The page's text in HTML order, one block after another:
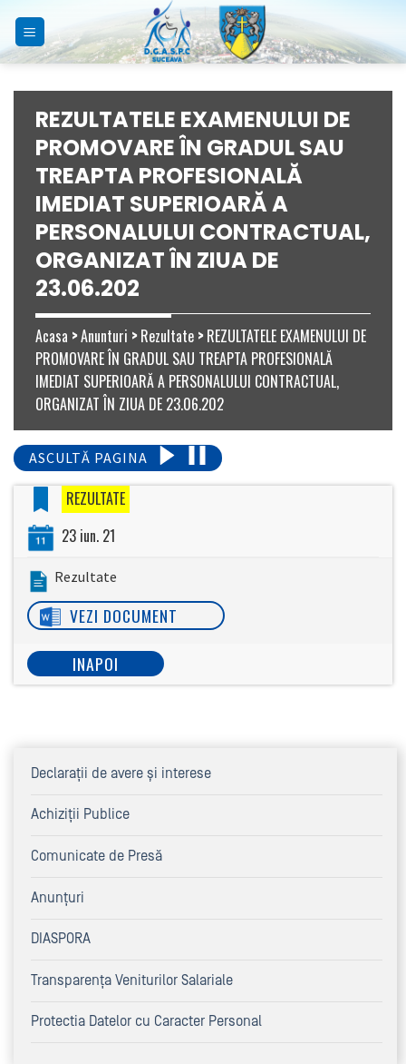
content
REZULTATELE EXAMENULUI DE
PROMOVARE ÎN GRADUL SAU
TREAPTA PROFESIONALĂ
IMEDIAT SUPERIOARĂ A
PERSONALULUI CONTRACTUAL,
ORGANIZAT ÎN ZIUA DE
23.06.202
Acasa >Anunturi >Rezultate >REZULTATELE EXAMENULUI DE
PROMOVARE ÎN GRADUL SAU TREAPTA PROFESIONALĂ
IMEDIAT SUPERIOARĂ A PERSONALULUI CONTRACTUAL,
ORGANIZAT ÎN ZIUA DE 23.06.202
ASCULTĂ PAGINA
REZULTATE
23 iun. 21
Rezultate
VEZI DOCUMENT
INAPOI
Declaraţii de avere şi interese
Achiziţii Publice
Comunicate de Presă
Anunțuri
DIASPORA
Transparența Veniturilor Salariale
Protectia Datelor cu Caracter Personal